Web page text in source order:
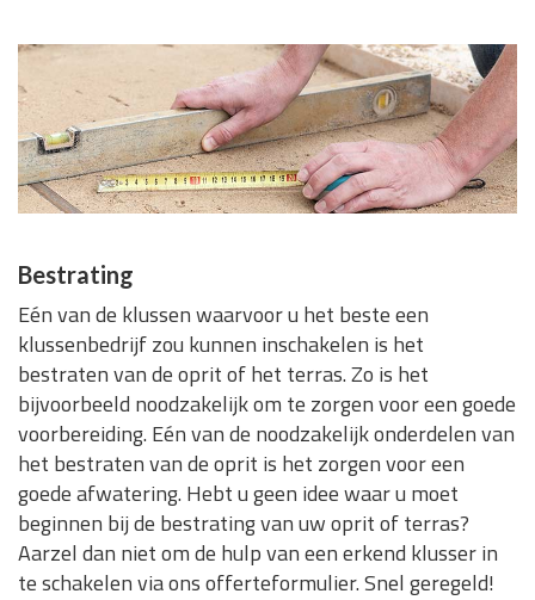
Bestrating
Eén van de klussen waarvoor u het beste een
klussenbedrijf zou kunnen inschakelen is het
bestraten van de oprit of het terras. Zo is het
bijvoorbeeld noodzakelijk om te zorgen voor een goede
voorbereiding. Eén van de noodzakelijk onderdelen van
het bestraten van de oprit is het zorgen voor een
goede afwatering. Hebt u geen idee waar u moet
beginnen bij de bestrating van uw oprit of terras?
Aarzel dan niet om de hulp van een erkend klusser in
te schakelen via ons offerteformulier. Snel geregeld!